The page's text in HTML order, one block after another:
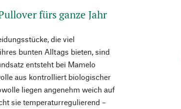
fürs ganze Jahr
die viel
bunten Alltags bieten, sind
entsteht bei Mamelo
aus kontrolliert biologischer
liegen angenehm weich auf
sie temperaturregulierend –